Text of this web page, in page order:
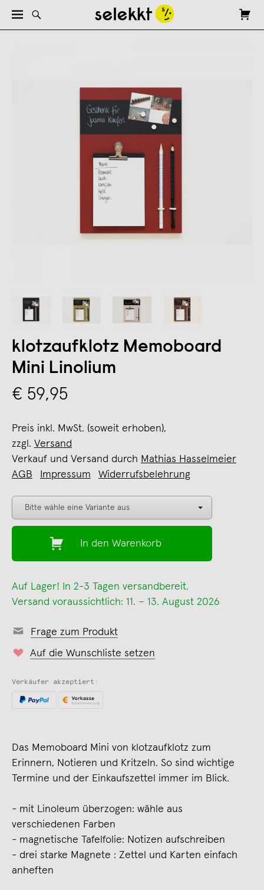
klotzaufklotz Memoboard
Mini Linolium
€ 59,95
Preis inkl. MwSt. (soweit erhoben),
zzgl. Versand
Verkauf und Versand durch Mathias Hasselmeier
AGB
Impressum Widerrufsbelehrung
In den Warenkorb
Auf Lager! In 2-3 Tagen versandbereit.
Versand voraussichtlich: 11. – 13. August 2026
Frage zum Produkt
Auf die Wunschliste setzen
Verkäufer akzeptiert:
Das Memoboard Mini von klotzaufklotz zum
Erinnern, Notieren und Kritzeln. So sind wichtige
Termine und der Einkaufszettel immer im Blick.
- mit Linoleum überzogen: wähle aus
verschiedenen Farben
- magnetische Tafelfolie: Notizen aufschreiben
- drei starke Magnete : Zettel und Karten einfach
anheften